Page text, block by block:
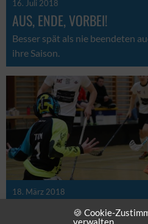
🍪 Cookie-
verwalten
16. Juli 2018
AUS, ENDE, VORBEI!
Besser spät als nie beendeten
ihre Saison.
18. März 2018
AUS DER TRAUM!